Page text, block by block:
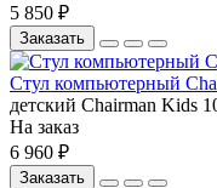
5 850 ₽
Заказать
Стул компьютерный
детский Chairman Kids
На заказ
6 960 ₽
Заказать